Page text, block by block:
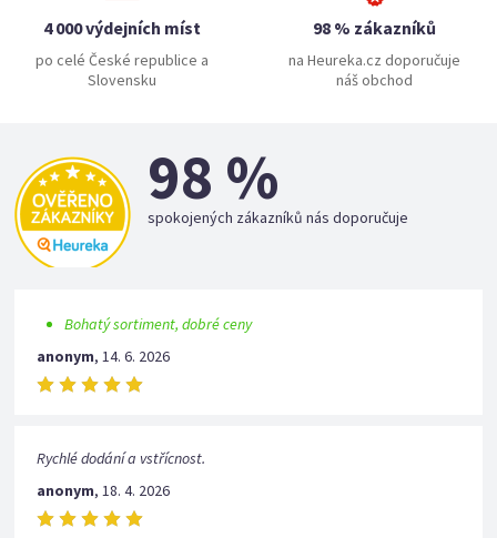
4 000 výdejních míst
po celé České republice a
Slovensku
98 % zákazníků
na Heureka.cz doporučuje
náš obchod
98 %
spokojených zákazníků nás doporučuje
Bohatý sortiment, dobré ceny
anonym,14. 6. 2026
Rychlé dodání a vstřícnost.
anonym,18. 4. 2026